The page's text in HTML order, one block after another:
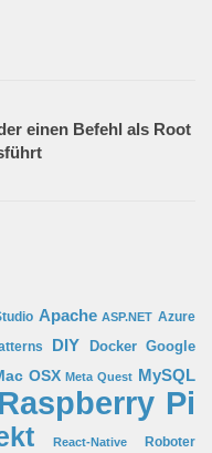
einen Befehl als Root
Apache ASP.NET Azure
DIY Docker Google
OSX Meta Quest MySQL
Raspberry Pi
React-Native Roboter